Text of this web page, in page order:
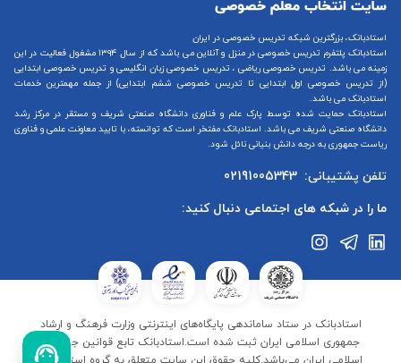
استادبانک، بزرگترین شبکه تدریس خصوصی در ایران
استادبانک پلتفرم تدریس خصوصی در منزل و آنلاین
می باشد که از سال ۱۳۹۴ مشغول فعالیت در این
زمینه می باشد. تدریس خصوصی ریاضی ، تدریس خصوصی زبان انگلیسیو تدریس خصوصی ابتدایی
(از تدریس خصوصی اول ابتدایی تا تدریس خصوصی ششم ابتدایی) از جمله مهمترین خدمات
استادبانک می باشد.
استادبانک حمایت شده توسط پارک علم و فناوری دانشگاه صنعتی شریف و مستقر در مرکز رشد
دانشگاه صنعتی شریف می باشد. استادبانک مفتخر است که توانسته، با تایید معاونت علمی و فناوری
ریاست جمهوری به درجه دانش بنیانی نائل شود.
تلفن پشتیبانی: 02191005343
ما را در شبکه های اجتماعی دنبال کنید:
استادبانک در ستاد ساماندهی پایگاه‌های اینترنتی وزارت فرهنگ و ارشاد
جمهوری اسلامی ایران ثبت شده است.استادبانک تابع قوانین جمهوری